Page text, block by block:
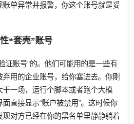
账单异常并报警，你这个账号就是妥
“套壳”账号
证账号”的。他们可能用的是一些有
用的企业账号，给你塞进去。你刚
干一场，运行个脚本或者跑个大模
直接显示“账户被禁用”。这时候你
对方已经在你的黑名单里静静躺着